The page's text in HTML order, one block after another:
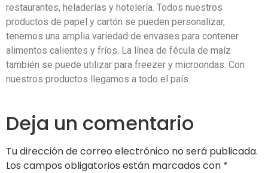
restaurantes, heladerías y hotelería. Todos nuestros
productos de papel y cartón se pueden personalizar,
tenemos una amplia variedad de envases para contener
alimentos calientes y fríos. La línea de fécula de maíz
también se puede utilizar para freezer y microondas. Con
nuestros productos llegamos a todo el país.
Deja un comentario
Tu dirección de correo electrónico no será publicada.
Los campos obligatorios están marcados con *